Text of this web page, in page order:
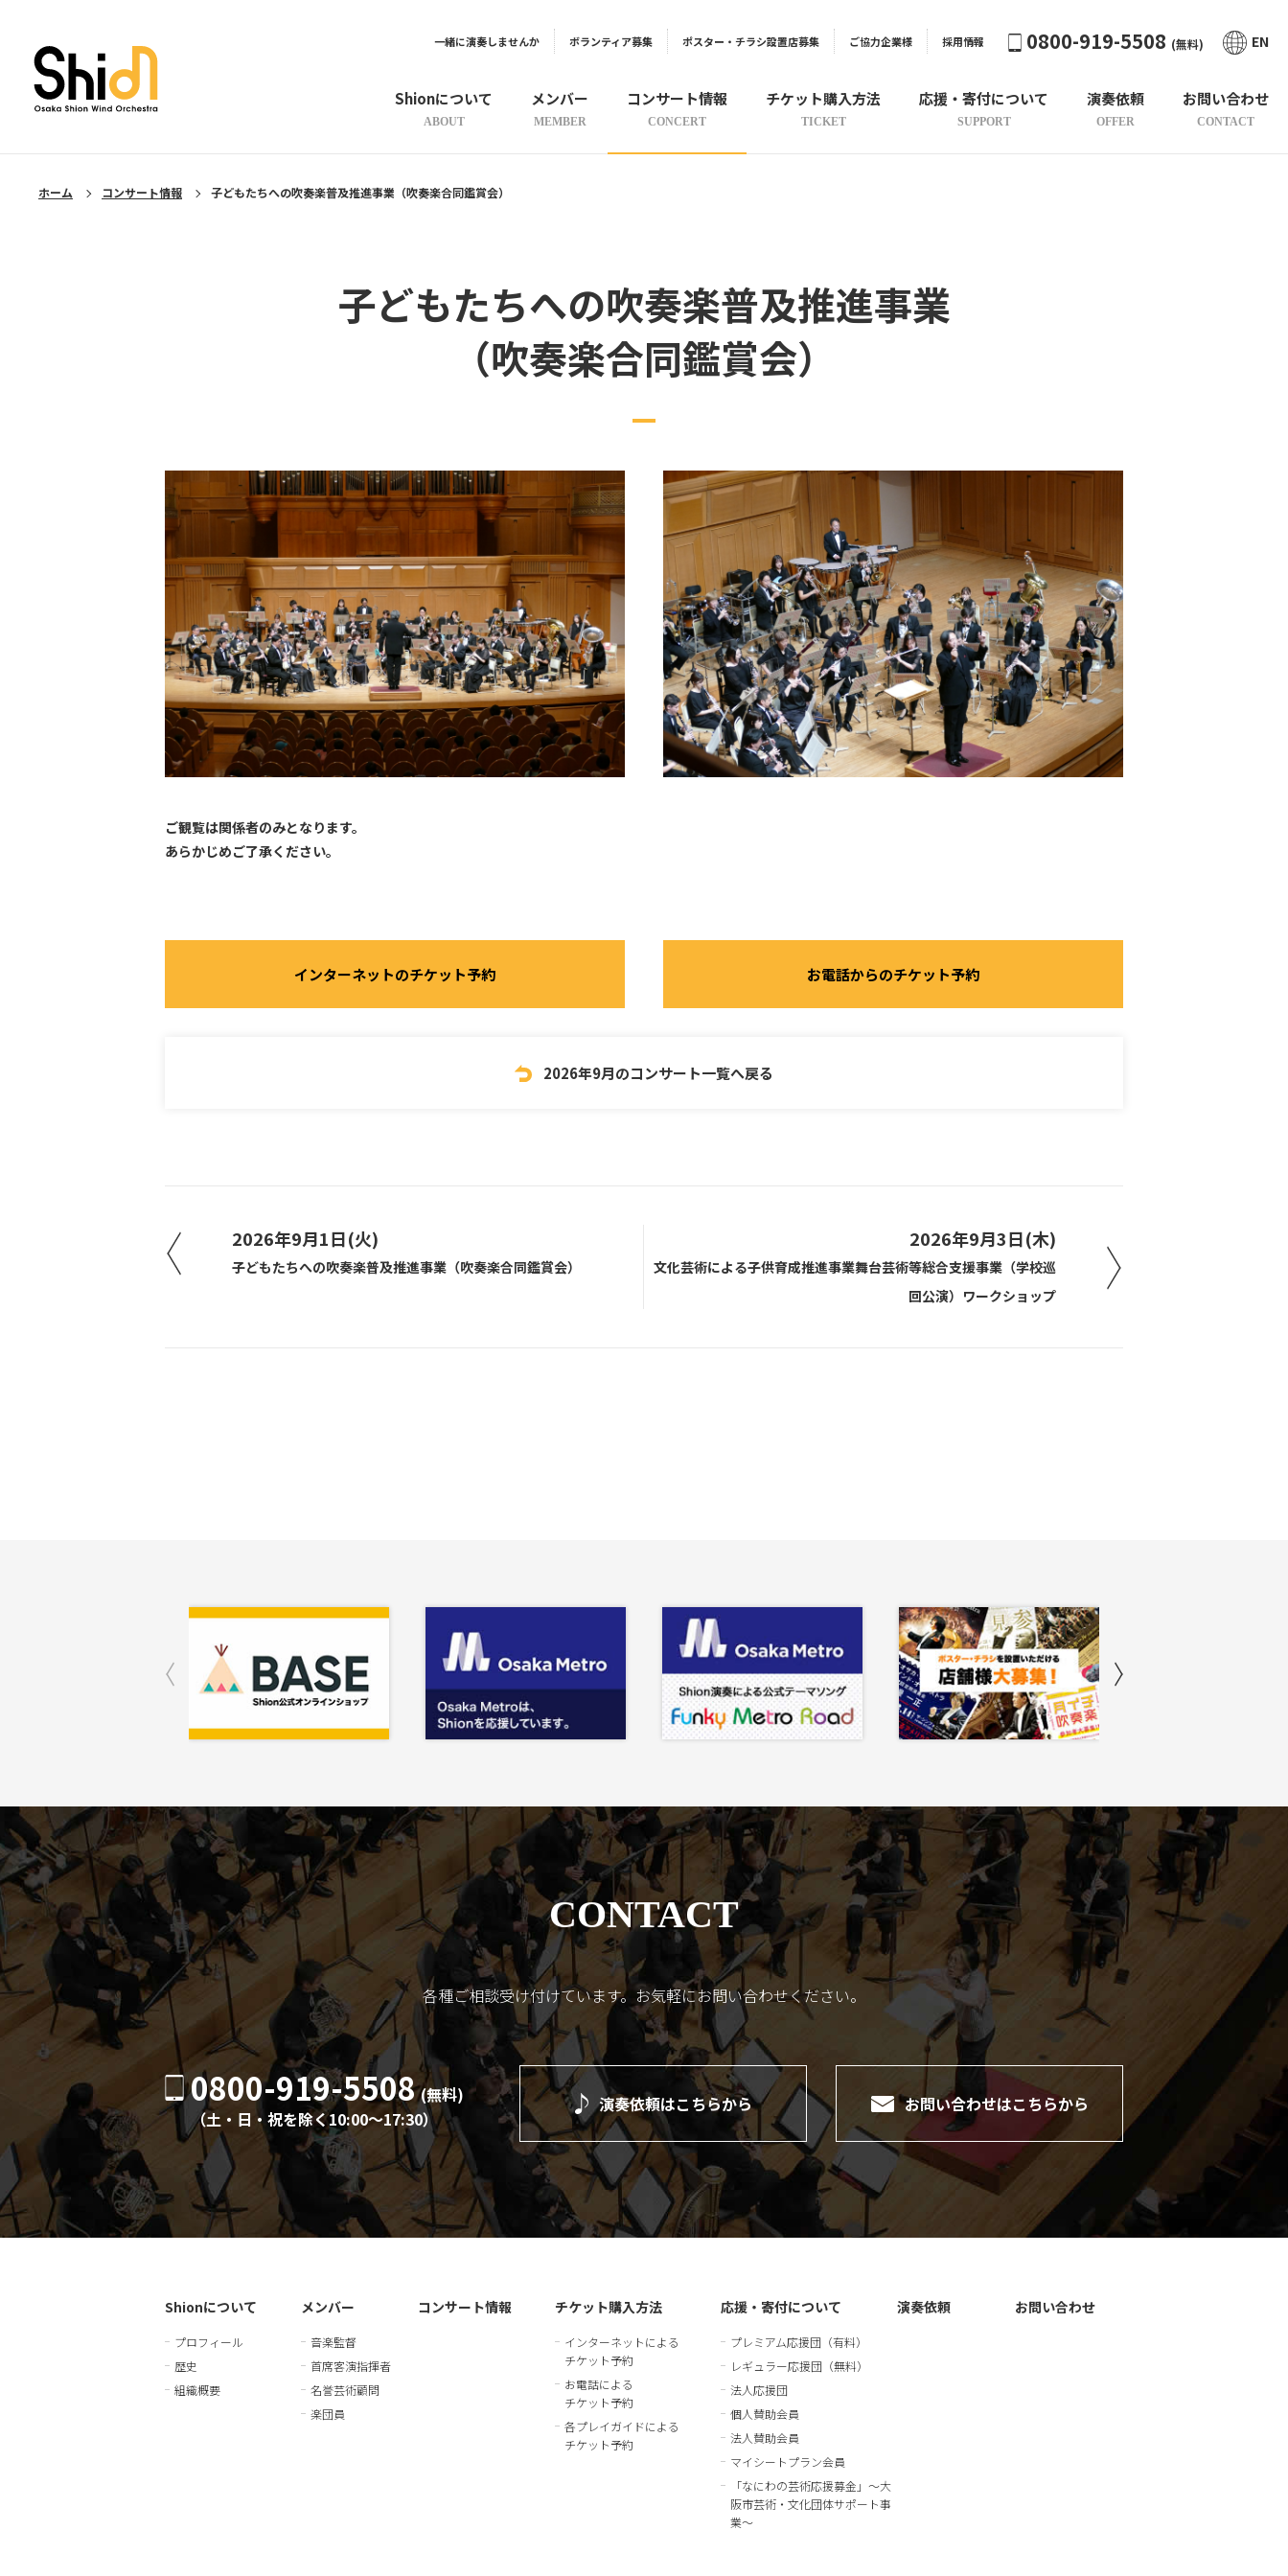
Shionについて
ABOUT
メンバー
MEMBER
コンサート情報
CONCERT
チケット購入方法
TICKET
応援・寄付について
SUPPORT
演奏依頼
OFFER
お問い合わせ
CONTACT
一緒に演奏しませんか ボランティア募集 ポスター・チラシ設置店募集 ご協力企業様 採用情報 0800-919-5508 (無料) EN
ホーム コンサート情報 子どもたちへの吹奏楽普及推進事業（吹奏楽合同鑑賞会）
子どもたちへの吹奏楽普及推進事業
（吹奏楽合同鑑賞会）
ご観覧は関係者のみとなります。
あらかじめご了承ください。
インターネットのチケット予約 お電話からのチケット予約
2026年9月のコンサート一覧へ戻る
2026年9月1日(火)
子どもたちへの吹奏楽普及推進事業（吹奏楽合同鑑賞会）
2026年9月3日(木)
文化芸術による子供育成推進事業舞台芸術等総合支援事業（学校巡
回公演）ワークショップ
CONTACT
各種ご相談受け付けています。 お気軽にお問い合わせください。
0800-919-5508 (無料)
（土・日・祝を除く10:00〜17:30）
演奏依頼はこちらから お問い合わせはこちらから
Shionについて
プロフィール
歴史
組織概要
メンバー
音楽監督
首席客演指揮者
名誉芸術顧問
楽団員
コンサート情報 チケット購入方法
インターネットによる
チケット予約
お電話による
チケット予約
各プレイガイドによる
チケット予約
応援・寄付について
プレミアム応援団（有料）
レギュラー応援団（無料）
法人応援団
個人賛助会員
法人賛助会員
マイシートプラン会員
「なにわの芸術応援募金」～大
阪市芸術・文化団体サポート事
業～
演奏依頼 お問い合わせ